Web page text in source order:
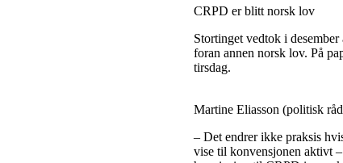
CRPD er blitt norsk lov
Stortinget vedtok i
foran annen norsk lov. På
tirsdag.
Martine Eliasson (politisk
– Det endrer ikke praksis
vise til konvensjonen aktivt